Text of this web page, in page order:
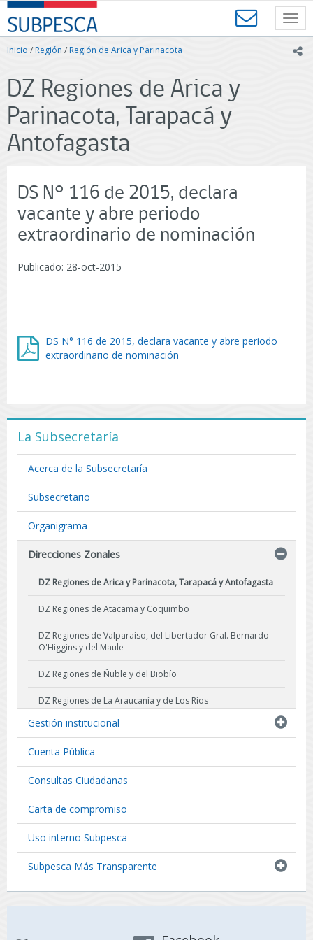
Contenido
principal
SUBPESCA
-
Subsecretaría
y
Acuicultura
-
de
Inicio /Región /Región de Arica y Parinacota
DZ Regiones de Arica y
Parinacota, Tarapacá y
Antofagasta
DS N° 116 de 2015, declara
vacante y abre periodo
extraordinario de nominación
Publicado: 28-oct-2015
DS N° 116 de 2015, declara vacante y abre periodo
extraordinario de nominación
La Subsecretaría
Acerca de la Subsecretaría
Subsecretario
Organigrama
Direcciones Zonales
DZ Regiones de Arica y Parinacota, Tarapacá y Antofagasta
DZ Regiones de Atacama y Coquimbo
DZ Regiones de Valparaíso, del Libertador Gral. Bernardo
O'Higgins y del Maule
DZ Regiones de Ñuble y del Biobío
DZ Regiones de La Araucanía y de Los Ríos
DZ Región de Los Lagos
DZ Región de Aysén del General Carlos Ibañez del Campo
DZ Región de Magallanes y La Antártica Chilena
Gestión institucional
Cuenta Pública
Consultas Ciudadanas
Carta de compromiso
Uso interno Subpesca
Subpesca Más Transparente